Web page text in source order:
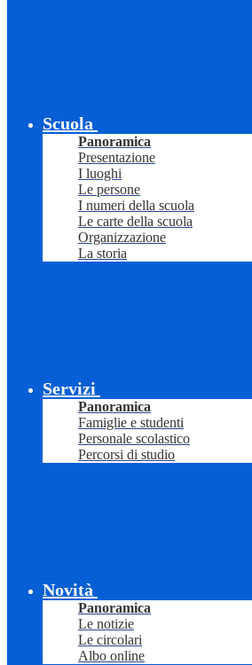
Scuola
Panoramica
Presentazione
I luoghi
Le persone
I numeri della scuola
Le carte della scuola
Organizzazione
La storia
Servizi
Panoramica
Famiglie e studenti
Personale scolastico
Percorsi di studio
Novità
Panoramica
Le notizie
Le circolari
Albo online